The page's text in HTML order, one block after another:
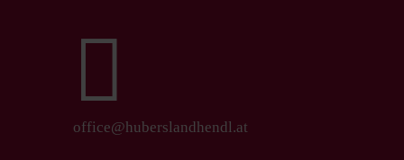

office@huberslandhendl.at